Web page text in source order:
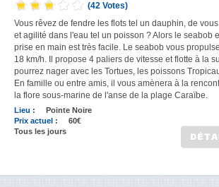
(42 Votes)
Vous rêvez de fendre les flots tel un dauphin, de
et agilité dans l'eau tel un poisson ? Alors le seabob
prise en main est très facile. Le seabob vous
18 km/h. Il propose 4 paliers de vitesse et flotte à la
pourrez nager avec les Tortues, les poissons
En famille ou entre amis, il vous amènera à la
la flore sous-marine de l'anse de la plage Caraïbe.
Lieu :
Pointe Noire
Prix actuel :
60€
Tous les jours